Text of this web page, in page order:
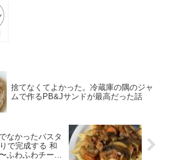
捨てなくてよかった。冷蔵庫の隅のジャ
ムで作るPB&Jサンドが最高だった話
なかったパスタ
で完成する 和
ふわふわチーズ